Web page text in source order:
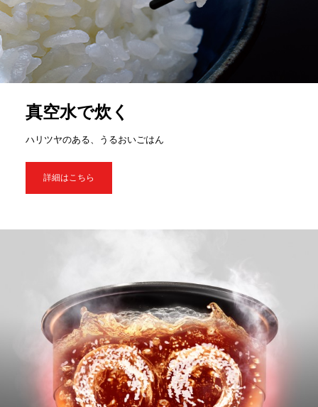
真空水で炊く
ハリツヤのある、うるおいごはん
詳細はこちら